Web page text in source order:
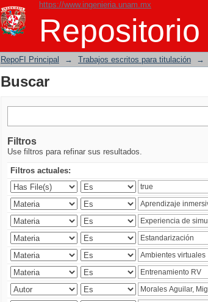
https://www.ingenieria.unam.mx
Buscar
RepoFI Principal → Trabajos escritos para titulación →
Buscar
Filtros
Use filtros para refinar sus resultados.
Filtros actuales: